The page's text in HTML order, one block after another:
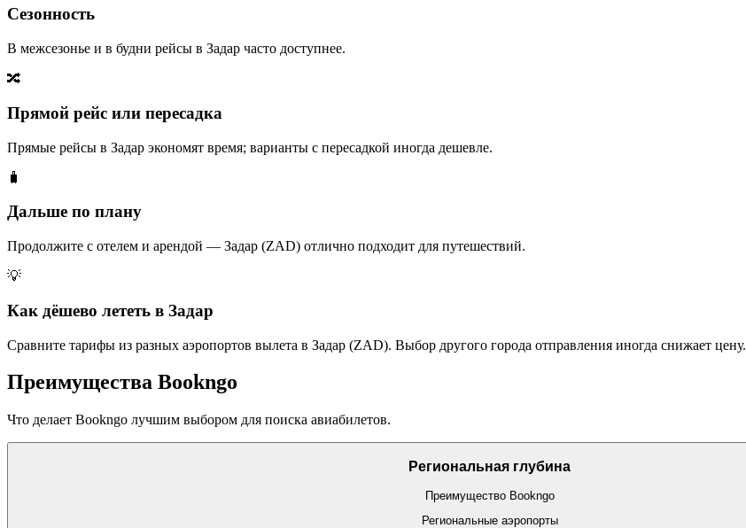
Сезонность
В межсезонье и в будни рейсы в Задар часто доступнее.
🔀
Прямой рейс или пересадка
Прямые рейсы в Задар экономят время; варианты с пересадкой иногда дешевле.
🧳
Дальше по плану
Продолжите с отелем и арендой — Задар (ZAD) отлично подходит для путешествий.
💡
Как дёшево лететь в Задар
Сравните тарифы из разных аэропортов вылета в Задар (ZAD). Выбор другого города отправления иногда снижает цену.
Преимущества Bookngo
Что делает Bookngo лучшим выбором для поиска авиабилетов.
Региональная глубина
Преимущество Bookngo
Региональные аэропорты